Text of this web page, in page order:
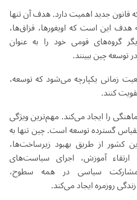
قانون جدید اهمیت دارد. هدف آن تنها
این است که اویغورها، قزاق‌ها،
گروه‌های قومی خود را به عنوان
توسعه چین ببینند.
زمانی یکپارچه می‌شود که توسعه،
کنند.
را ایجاد می‌کند. مهم‌ترین ویژگی
گسترده توسعه است. چین تنها به
کشور از طریق بهبود زیرساخت‌ها،
ارتقاء آموزش، اجرای سیاست‌های
سیاسی در همه سطوح،
روزمره ایجاد می‌کند.